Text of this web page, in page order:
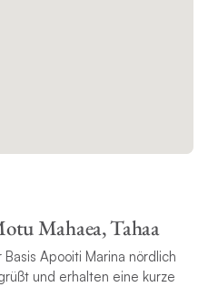
Mahaea, Tahaa
Apooiti Marina nördlich
und erhalten eine kurze